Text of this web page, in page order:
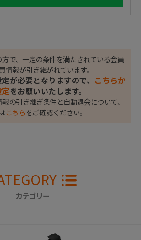
方で、一定の条件を満たされている会員
情報が引き継がれています。
が必要となりますので、
こちらか
定をお願いいたします。
の引き継ぎ条件と自動退会について、
こちら をご確認ください。
カテゴリー